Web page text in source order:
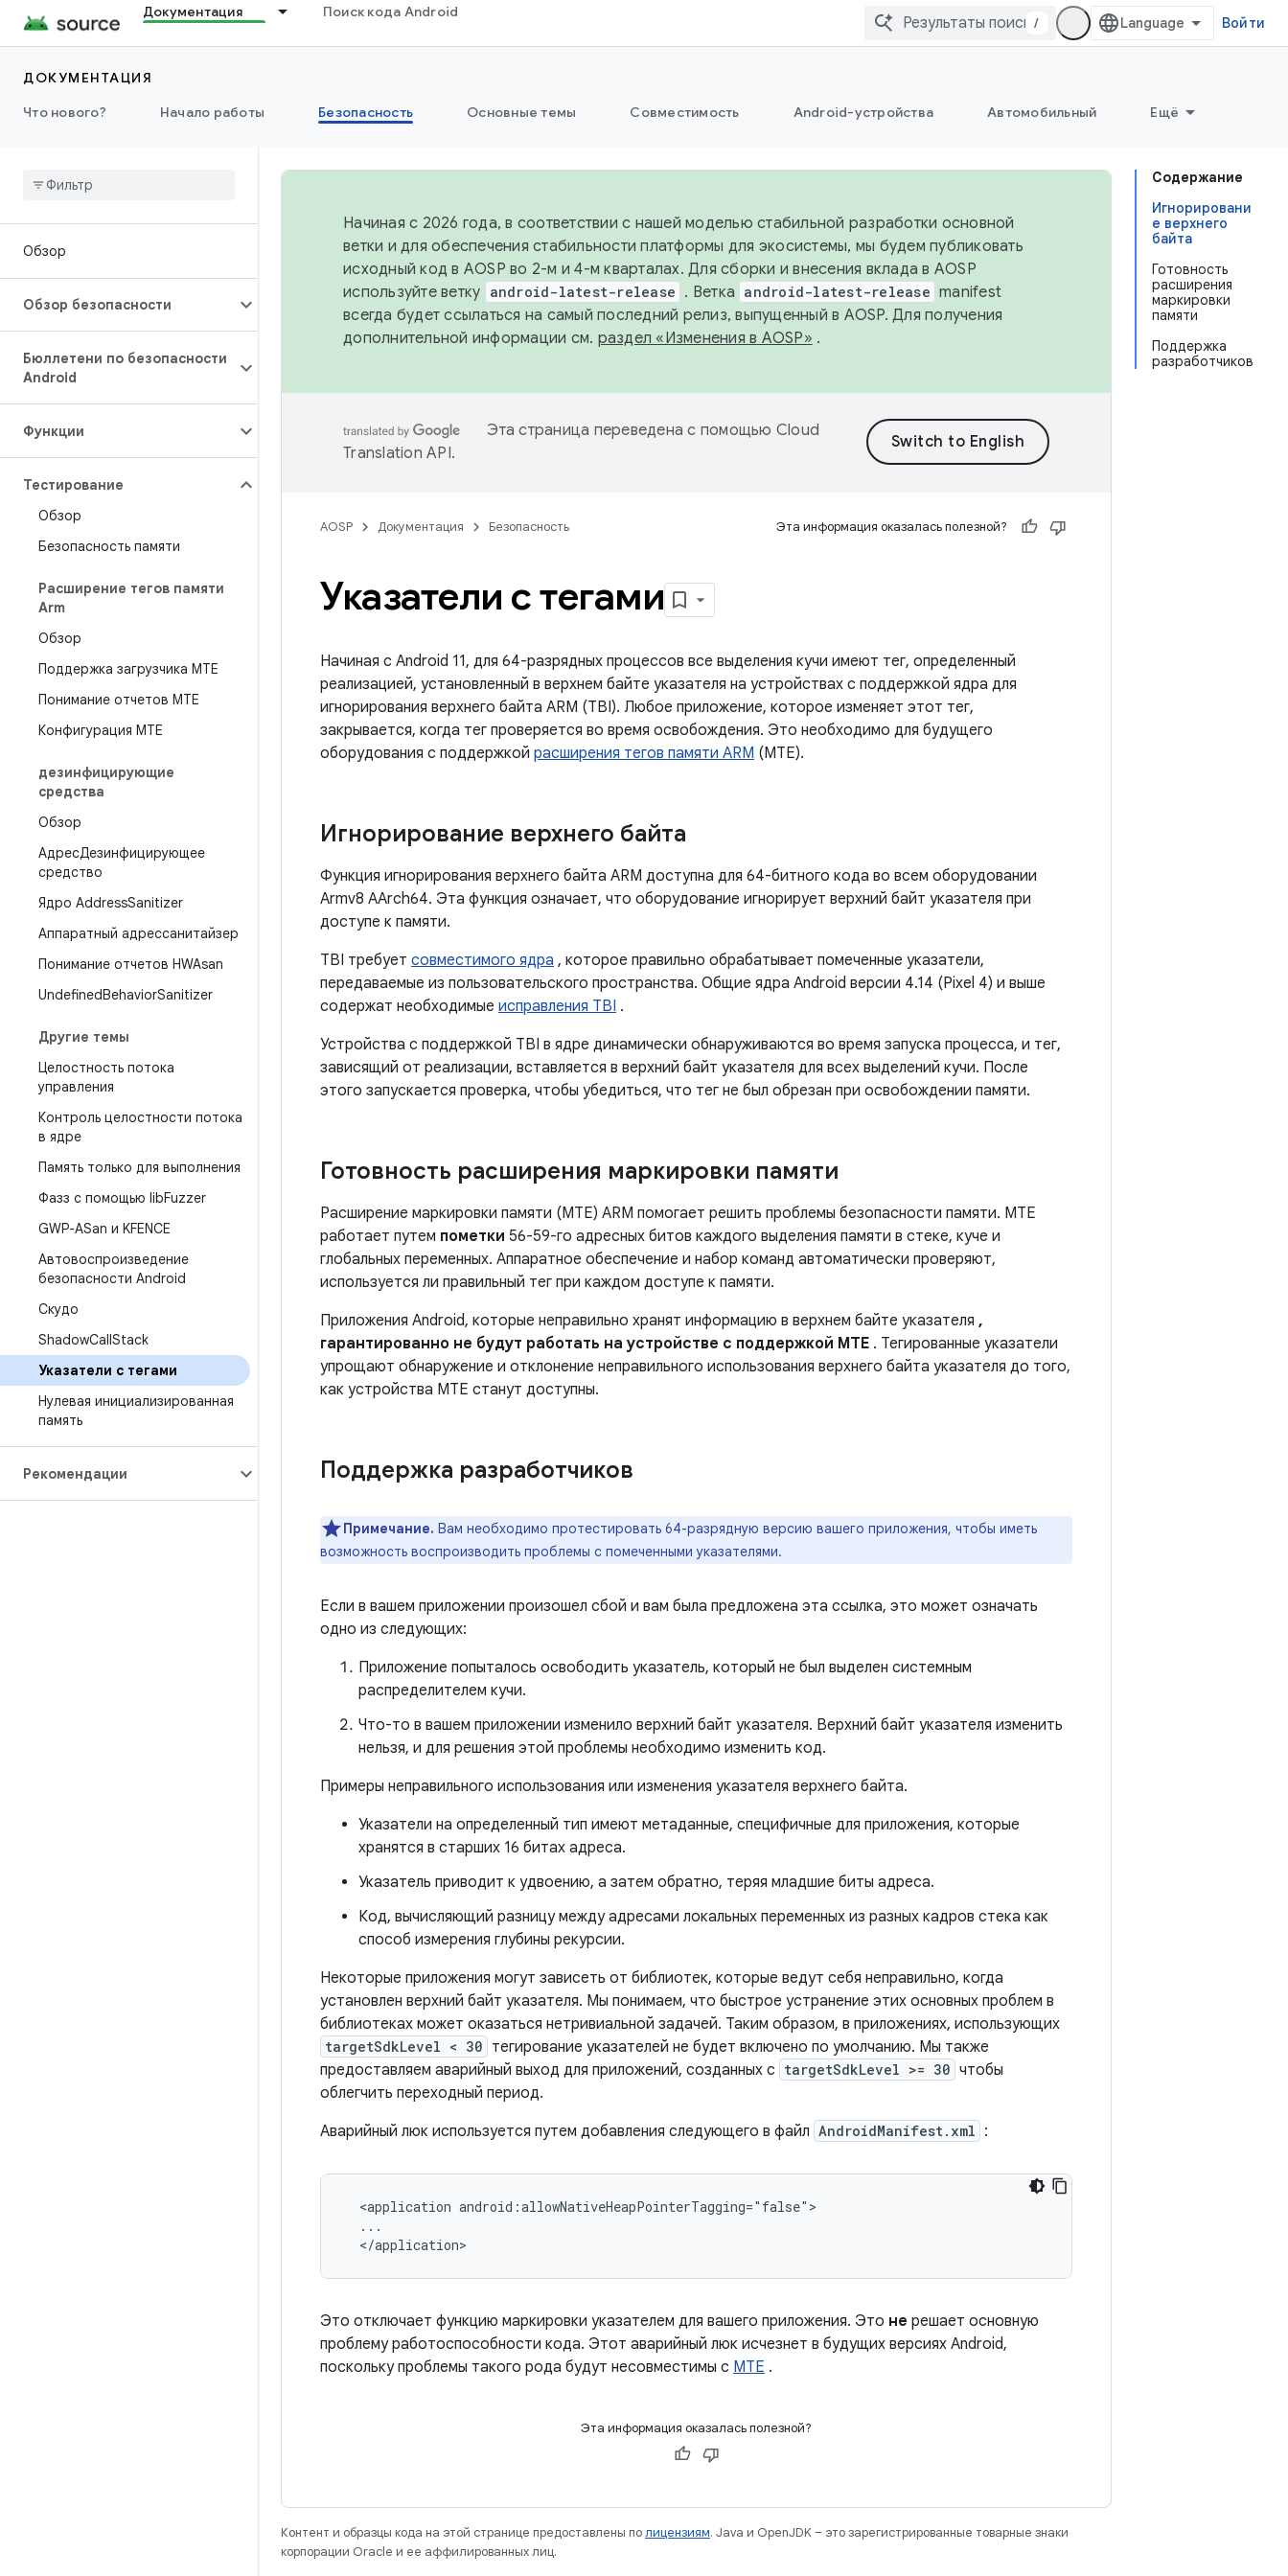
Документация Поиск кода Android
/ Войти
ДОКУМЕНТАЦИЯ
Что нового?
Начало работы Безопасность Основные темы Совместимость Android-устройства Автомобильный Ещё
Обзор
Обзор безопасности
Бюллетени по безопасности
Android
Функции
Тестирование
Обзор
Безопасность памяти
Расширение тегов памяти
Arm
Обзор
Поддержка загрузчика MTE
Понимание отчетов MTE
Конфигурация МТЕ
дезинфицирующие
средства
Обзор
АдресДезинфицирующее
средство
Ядро AddressSanitizer
Аппаратный адрессанитайзер
Понимание отчетов HWAsan
UndefinedBehaviorSanitizer
Другие темы
Целостность потока
управления
Контроль целостности потока
в ядре
Память только для выполнения
Фазз с помощью libFuzzer
GWP-ASan и KFENCE
Автовоспроизведение
безопасности Android
Скудо
ShadowCallStack
Указатели с тегами
Нулевая инициализированная
память
Рекомендации
Содержание
Игнорировани
е верхнего
байта
Готовность
расширения
маркировки
памяти
Поддержка
разработчиков
Начиная с 2026 года, в соответствии с нашей моделью стабильной разработки основной
ветки и для обеспечения стабильности платформы для экосистемы, мы будем публиковать
исходный код в AOSP во 2-м и 4-м кварталах. Для сборки и внесения вклада в AOSP
используйте ветку android-latest-release . Ветка android-latest-release manifest
всегда будет ссылаться на самый последний релиз, выпущенный в AOSP. Для получения
дополнительной информации см. раздел «Изменения в AOSP» .
Эта страница переведена с помощью Cloud
Translation API.
AOSP Документация Безопасность Эта информация оказалась полезной?
Указатели с тегами
Начиная с Android 11, для 64-разрядных процессов все выделения кучи имеют тег, определенный
реализацией, установленный в верхнем байте указателя на устройствах с поддержкой ядра для
игнорирования верхнего байта ARM (TBI). Любое приложение, которое изменяет этот тег,
закрывается, когда тег проверяется во время освобождения. Это необходимо для будущего
оборудования с поддержкой расширения тегов памяти ARM (MTE).
Игнорирование верхнего байта
Функция игнорирования верхнего байта ARM доступна для 64-битного кода во всем оборудовании
Armv8 AArch64. Эта функция означает, что оборудование игнорирует верхний байт указателя при
доступе к памяти.
TBI требует совместимого ядра , которое правильно обрабатывает помеченные указатели,
передаваемые из пользовательского пространства. Общие ядра Android версии 4.14 (Pixel 4) и выше
содержат необходимые исправления TBI .
Устройства с поддержкой TBI в ядре динамически обнаруживаются во время запуска процесса, и тег,
зависящий от реализации, вставляется в верхний байт указателя для всех выделений кучи. После
этого запускается проверка, чтобы убедиться, что тег не был обрезан при освобождении памяти.
Готовность расширения маркировки памяти
Расширение маркировки памяти (MTE) ARM помогает решить проблемы безопасности памяти. MTE
работает путем пометки 56-59-го адресных битов каждого выделения памяти в стеке, куче и
глобальных переменных. Аппаратное обеспечение и набор команд автоматически проверяют,
используется ли правильный тег при каждом доступе к памяти.
Приложения Android, которые неправильно хранят информацию в верхнем байте указателя ,
гарантированно не будут работать на устройстве с поддержкой MTE . Тегированные указатели
упрощают обнаружение и отклонение неправильного использования верхнего байта указателя до того,
как устройства MTE станут доступны.
Поддержка разработчиков
Примечание. Вам необходимо протестировать 64-разрядную версию вашего приложения, чтобы иметь
возможность воспроизводить проблемы с помеченными указателями.
Если в вашем приложении произошел сбой и вам была предложена эта ссылка, это может означать
одно из следующих:
Приложение попыталось освободить указатель, который не был выделен системным
распределителем кучи.
Что-то в вашем приложении изменило верхний байт указателя. Верхний байт указателя изменить
нельзя, и для решения этой проблемы необходимо изменить код.
Примеры неправильного использования или изменения указателя верхнего байта.
Указатели на определенный тип имеют метаданные, специфичные для приложения, которые
хранятся в старших 16 битах адреса.
Указатель приводит к удвоению, а затем обратно, теряя младшие биты адреса.
Код, вычисляющий разницу между адресами локальных переменных из разных кадров стека как
способ измерения глубины рекурсии.
Некоторые приложения могут зависеть от библиотек, которые ведут себя неправильно, когда
установлен верхний байт указателя. Мы понимаем, что быстрое устранение этих основных проблем в
библиотеках может оказаться нетривиальной задачей. Таким образом, в приложениях, использующих
targetSdkLevel < 30 тегирование указателей не будет включено по умолчанию. Мы также
предоставляем аварийный выход для приложений, созданных с targetSdkLevel >= 30 чтобы
облегчить переходный период.
Аварийный люк используется путем добавления следующего в файл AndroidManifest.xml :
  <application android:allowNativeHeapPointerTagging="false">
  ...
  </application>
Это отключает функцию маркировки указателем для вашего приложения. Это не решает основную
проблему работоспособности кода. Этот аварийный люк исчезнет в будущих версиях Android,
поскольку проблемы такого рода будут несовместимы с MTE .
Эта информация оказалась полезной?
Контент и образцы кода на этой странице предоставлены полицензиям. Java и OpenJDK – это зарегистрированные товарные знаки
корпорации Oracle и ее аффилированных лиц.